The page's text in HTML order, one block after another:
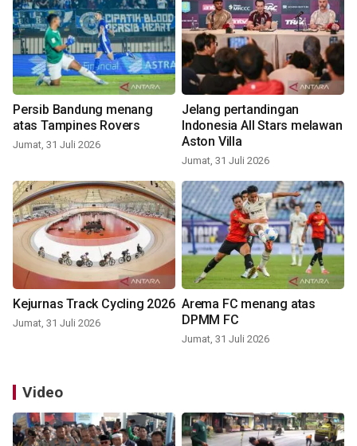
Persib Bandung menang
atas Tampines Rovers
Jumat, 31 Juli 2026
Jelang pertandingan
Indonesia All Stars melawan
Aston Villa
Jumat, 31 Juli 2026
Kejurnas Track Cycling 2026
Jumat, 31 Juli 2026
Arema FC menang atas
DPMM FC
Jumat, 31 Juli 2026
Video